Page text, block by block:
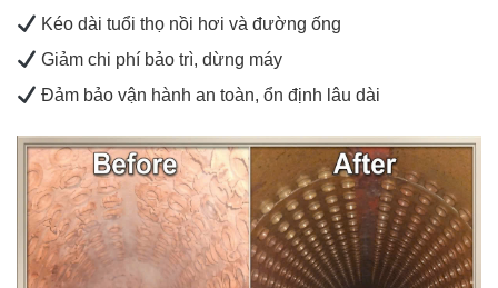
Kéo dài tuổi thọ nồi hơi và đường ống
Giảm chi phí bảo trì, dừng máy
Đảm bảo vận hành an toàn, ổn định lâu dài